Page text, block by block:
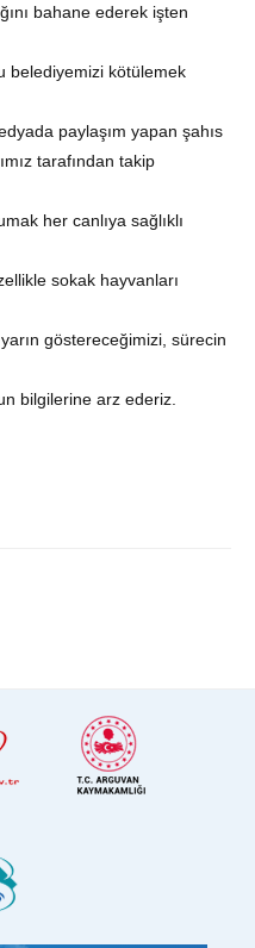
bahane ederek işten
belediyemizi kötülemek
paylaşım yapan şahıs
tarafından takip
her canlıya sağlıklı
sokak hayvanları
göstereceğimizi, sürecin
bilgilerine arz ederiz.